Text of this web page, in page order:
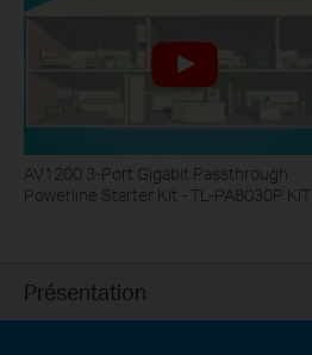
AV1200 3-Port Gigabit Passthrough
Powerline Starter Kit - TL-PA8030P KIT
Présentation